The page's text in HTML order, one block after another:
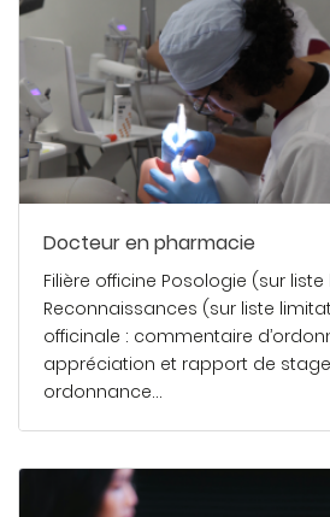
Docteur en pharmacie
Filière officine Posologie (sur
Reconnaissances (sur liste
officinale : commentaire
appréciation et rapport de
ordonnance…